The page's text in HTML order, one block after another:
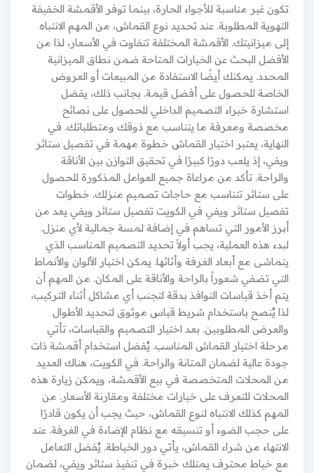
تكون غير مناسبة للأجواء الحارة، بينما توفر الأقمشة الخفيفة
التهوية المطلوبة. عند تحديد نوع القماش، من المهم الانتباه
إلى ميزانيتك. الأقمشة المختلفة تتفاوت في الأسعار، لذا من
الأفضل البحث عن الخيارات المتاحة ضمن نطاق الميزانية
المحدد. يمكنك أيضًا الاستفادة من المبيعات أو العروض
الخاصة للحصول على أفضل قيمة. بجانب ذلك، يفضل
استشارة خبراء التصميم الداخلي للحصول على نصائح
مخصصة ومعرفة ما يتناسب مع ذوقك ومتطلباتك. في
النهاية، يعتبر اختيار القماش خطوة مهمة في تفصيل ستائر
ويفي، إذ يلعب دورًا كبيرًا في تحقيق التوازن بين الأناقة
والراحة. تأكد من مراعاة جميع العوامل المذكورة للحصول
على ستائر تتناسب مع حاجات تصميم منزلك. خطوات
تفصيل ستائر ويفي في الكويت تفصيل ستائر ويفي يعد من
أبرز الأمور التي تساهم في إضافة لمسة جمالية لأي منزل.
لبدء هذه العملية، يجب أولاً تحديد التصميم المناسب الذي
يتماشى مع أبعاد الغرفة وأثاثها. يمكن اختيار الألوان والأنماط
التي تضفي شعوراً بالراحة والأناقة على المكان. من المهم أن
يتم أخذ قياسات النوافذ بدقة لتجنب أي مشاكل أثناء التركيب،
لذا يُنصح باستخدام شريط قياس موثوق لتحديد الأطوال
والعرض المطلوبين. بعد اختيار التصميم والقياسات، تأتي
مرحلة اختيار القماش المناسب. يُفضل استخدام أقمشة ذات
جودة عالية لضمان المتانة والراحة. في الكويت، هناك العديد
من المحلات المتخصصة في بيع الأقمشة، ويمكن زيارة هذه
المحلات للتعرف على خيارات مختلفة ومقارنة الأسعار. من
المهم كذلك الانتباه لنوع القماش، حيث يجب أن يكون قادرًا
على حجب الضوء أو تنسيقه مع نظام الإضاءة في الغرفة. عند
الانتهاء من شراء القماش، يأتي دور الخياطة. يُفضل التعامل
مع خياط محترف يمتلك خبرة في تنفيذ ستائر ويفي، لضمان